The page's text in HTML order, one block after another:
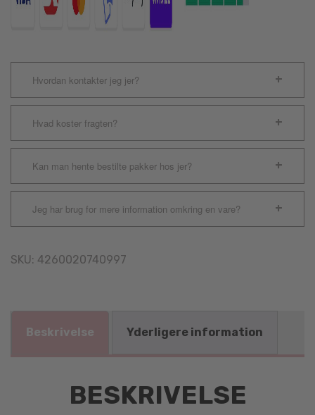
Hvordan kontakter jeg jer?
Hvad koster fragten?
Kan man hente bestilte pakker hos jer?
Jeg har brug for mere information omkring en vare?
SKU: 4260020740997
Beskrivelse Yderligere information
BESKRIVELSE